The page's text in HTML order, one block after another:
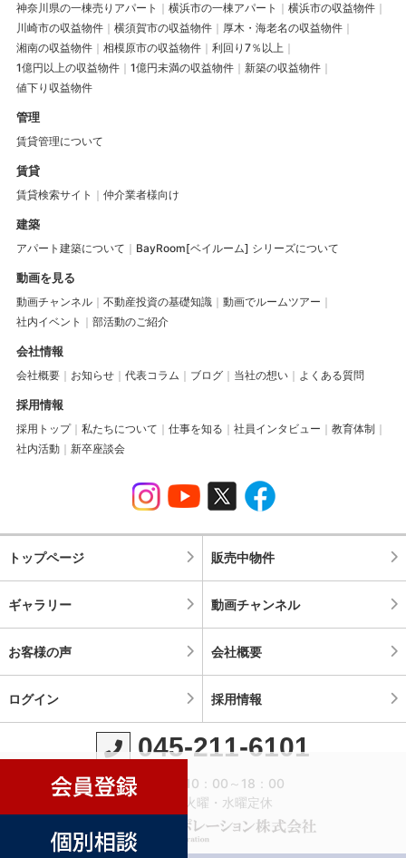
神奈川県の一棟売りアパート
横浜市の一棟アパート
横浜市の収益物件
川崎市の収益物件
横須賀市の収益物件
厚木・海老名の収益物件
湘南の収益物件
相模原市の収益物件
利回り7％以上
1億円以上の収益物件
1億円未満の収益物件
新築の収益物件
値下り収益物件
管理
賃貸管理について
賃貸
賃貸検索サイト 仲介業者様向け
建築
アパート建築について BayRoom[ベイルーム] シリーズについて
動画を見る
動画チャンネル 不動産投資の基礎知識
動画でルームツアー
社内イベント
部活動のご紹介
会社情報
会社概要 お知らせ 代表コラム ブログ 当社の想い よくある質問
採用情報
採用トップ 私たちについて 仕事を知る 社員インタビュー
教育体制
社内活動
新卒座談会
トップページ 販売中物件
ギャラリー 動画チャンネル
お客様の声 会社概要
ログイン 採用情報
045-211-6101
営業時間：10：00～18：00
定休日：火曜・水曜定休